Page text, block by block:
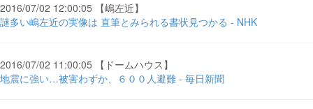
2016/07/02 12:00:05 【嶋左近】
謎多い嶋左近の実像は 直筆とみられる書状見つかる - NHK
2016/07/02 11:00:05 【ドームハウス】
地震に強い…被害わずか、６００人避難 - 毎日新聞